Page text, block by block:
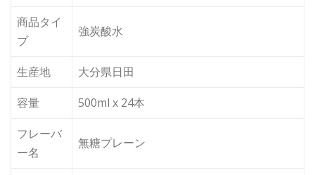
商品タイ
プ
強炭酸水
生産地
大分県日田
容量
500ml x 24本
フレーバ
ー名
無糖プレーン